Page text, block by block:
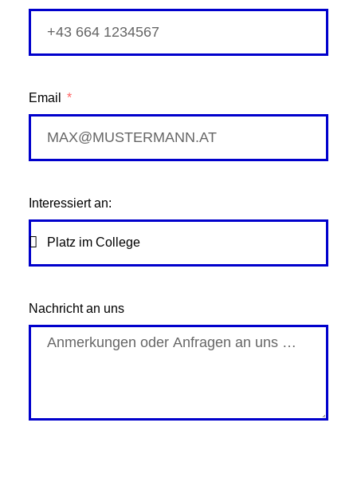
Email
Interessiert an:
Nachricht an uns